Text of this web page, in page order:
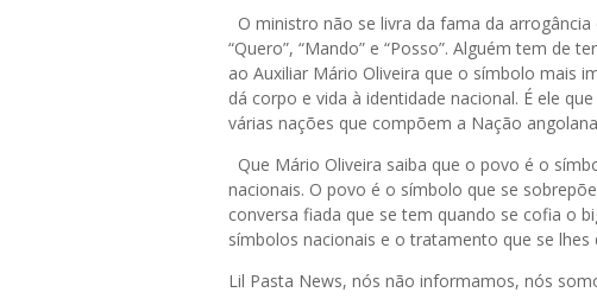
O ministro não se livra da fama da
“Quero”, “Mando” e “Posso”. Alguém tem de
ao Auxiliar Mário Oliveira que o símbolo mais
dá corpo e vida à identidade nacional. É ele
várias nações que compõem a Nação
Que Mário Oliveira saiba que o povo é o
nacionais. O povo é o símbolo que se
conversa fiada que se tem quando se cofia o
símbolos nacionais e o tratamento que se lhes
Lil Pasta News, nós não informamos, nós